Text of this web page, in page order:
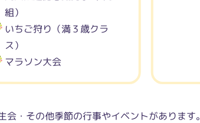
組）
いちご狩り（満３歳クラ
ス）
マラソン大会
会・その他季節の行事やイベントがあります。